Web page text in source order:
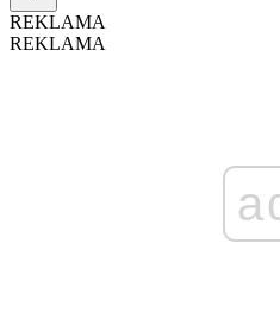
REKLAMA
REKLAMA